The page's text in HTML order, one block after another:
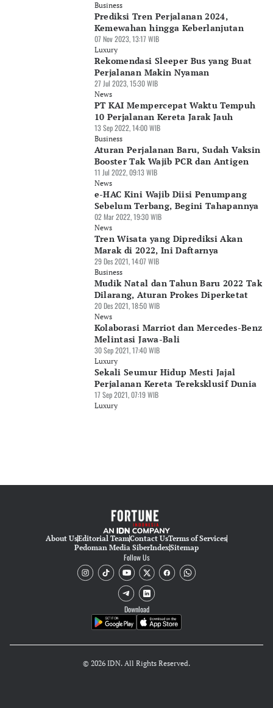
Business
Prediksi Tren Perjalanan 2024,
Kemewahan hingga Keberlanjutan
07 Nov 2023, 13:17 WIB
Luxury
Rekomendasi Sleeper Bus yang Buat
Perjalanan Makin Nyaman
27 Jul 2023, 15:30 WIB
News
PT KAI Mempercepat Waktu Tempuh
10 Perjalanan Kereta Jarak Jauh
13 Sep 2022, 14:00 WIB
Business
Aturan Perjalanan Baru, Sudah Vaksin
Booster Tak Wajib PCR dan Antigen
11 Jul 2022, 09:13 WIB
News
e-HAC Kini Wajib Diisi Penumpang
Sebelum Terbang, Begini Tahapannya
02 Mar 2022, 19:30 WIB
News
Tren Wisata yang Diprediksi Akan
Marak di 2022, Ini Daftarnya
29 Des 2021, 14:07 WIB
Business
Mudik Natal dan Tahun Baru 2022 Tak
Dilarang, Aturan Prokes Diperketat
20 Des 2021, 18:50 WIB
News
Kolaborasi Marriot dan Mercedes-Benz
Melintasi Jawa-Bali
30 Sep 2021, 17:40 WIB
Luxury
Sekali Seumur Hidup Mesti Jajal
Perjalanan Kereta Tereksklusif Dunia
17 Sep 2021, 07:19 WIB
Luxury
About UsEditorial TeamContact UsTerms of Services
Pedoman Media SiberIndexSitemap
Follow Us
Download
© 2026 IDN. All Rights Reserved.